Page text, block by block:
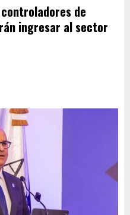
de
ingresar al sector